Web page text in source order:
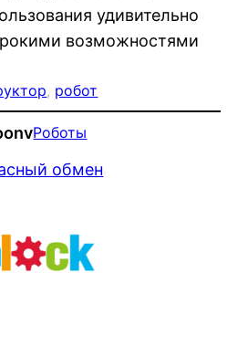
удивительно
возможностями
, робот
Роботы
обмен